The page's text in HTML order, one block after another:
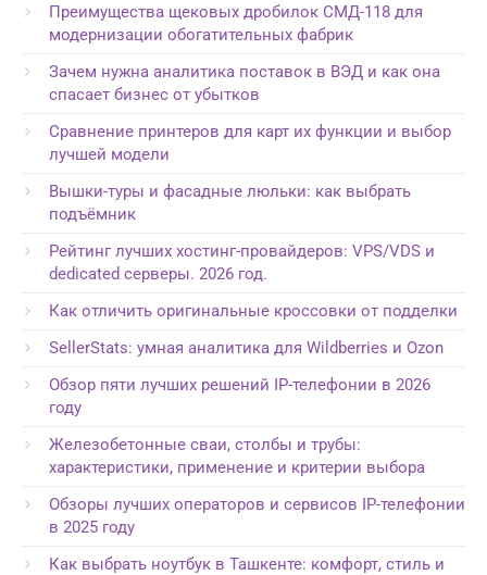
Преимущества щековых дробилок СМД-118 для
модернизации обогатительных фабрик
Зачем нужна аналитика поставок в ВЭД и как она
спасает бизнес от убытков
Сравнение принтеров для карт их функции и выбор
лучшей модели
Вышки-туры и фасадные люльки: как выбрать
подъёмник
Рейтинг лучших хостинг-провайдеров: VPS/VDS и
dedicated серверы. 2026 год.
Как отличить оригинальные кроссовки от подделки
SellerStats: умная аналитика для Wildberries и Ozon
Обзор пяти лучших решений IP-телефонии в 2026
году
Железобетонные сваи, столбы и трубы:
характеристики, применение и критерии выбора
Обзоры лучших операторов и сервисов IP-телефонии
в 2025 году
Как выбрать ноутбук в Ташкенте: комфорт, стиль и